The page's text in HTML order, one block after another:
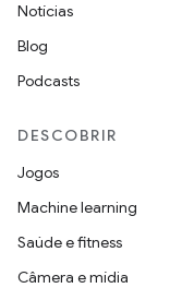
Notícias
Blog
Podcasts
DESCOBRIR
Jogos
Machine learning
Saúde e fitness
Câmera e mídia